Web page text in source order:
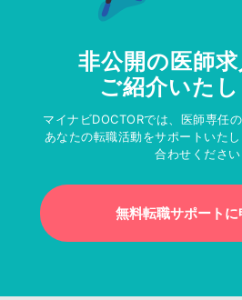
非公開の医師
ご紹介いたし
マイナビDOCTORでは、医師専任
あなたの転職活動をサポートいた
合わせください
無料転職サポートに